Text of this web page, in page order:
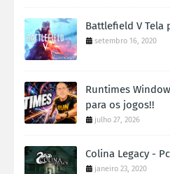
Battlefield V Tela
setembro 16, 2020
Runtimes
para os jogos!!
julho 27, 2026
Colina Legacy -
janeiro 23, 2020